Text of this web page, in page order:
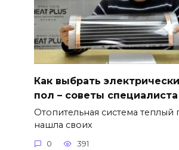
Как выбрать
пол – советы специалиста
Отопительная система теплый
нашла своих
0 391